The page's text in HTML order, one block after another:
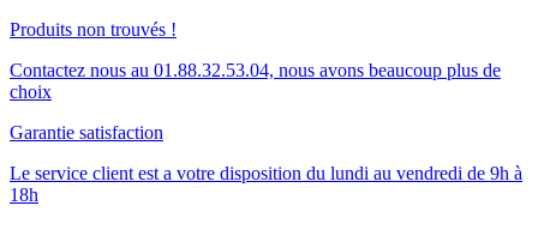
Produits non trouvés !
Contactez nous au 01.88.32.53.04, nous avons beaucoup plus de
choix
Garantie satisfaction
Le service client est a votre disposition du lundi au vendredi de 9h à
18h